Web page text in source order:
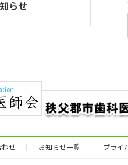
らせ
わせ お知らせ一覧 プライ